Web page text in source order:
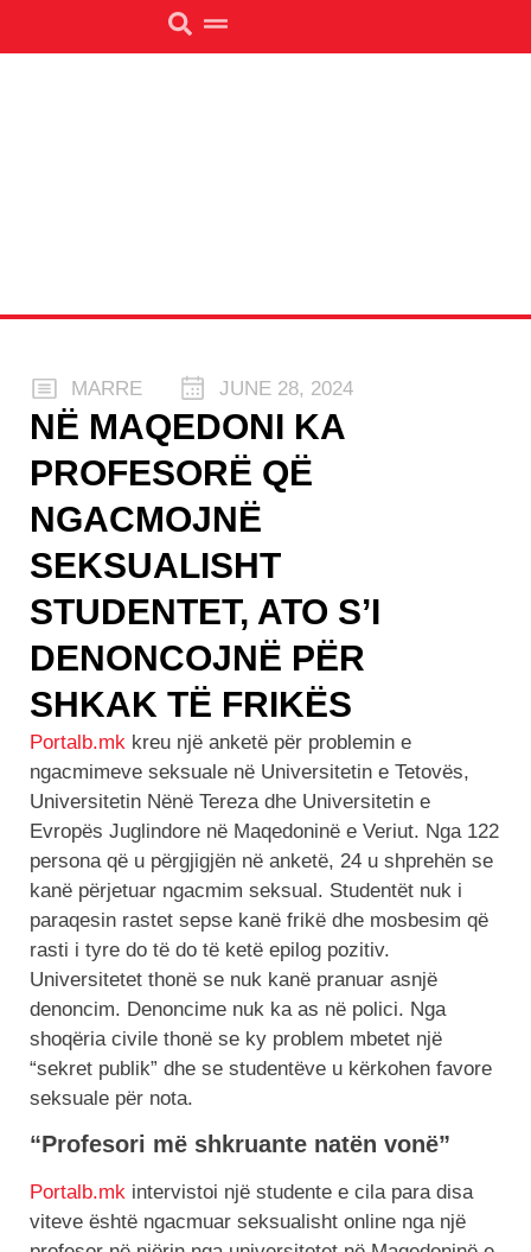
MARRE JUNE 28, 2024
NË MAQEDONI KA
PROFESORË QË
NGACMOJNË
SEKSUALISHT
STUDENTET, ATO S’I
DENONCOJNË PËR
SHKAK TË FRIKËS
Portalb.mk kreu një anketë për problemin e
ngacmimeve seksuale në Universitetin e Tetovës,
Universitetin Nënë Tereza dhe Universitetin e
Evropës Juglindore në Maqedoninë e Veriut. Nga 122
persona që u përgjigjën në anketë, 24 u shprehën se
kanë përjetuar ngacmim seksual. Studentët nuk i
paraqesin rastet sepse kanë frikë dhe mosbesim që
rasti i tyre do të do të ketë epilog pozitiv.
Universitetet thonë se nuk kanë pranuar asnjë
denoncim. Denoncime nuk ka as në polici. Nga
shoqëria civile thonë se ky problem mbetet një
“sekret publik” dhe se studentëve u kërkohen favore
seksuale për nota.
“Profesori më shkruante natën vonë”
Portalb.mk intervistoi një studente e cila para disa
viteve është ngacmuar seksualisht online nga një